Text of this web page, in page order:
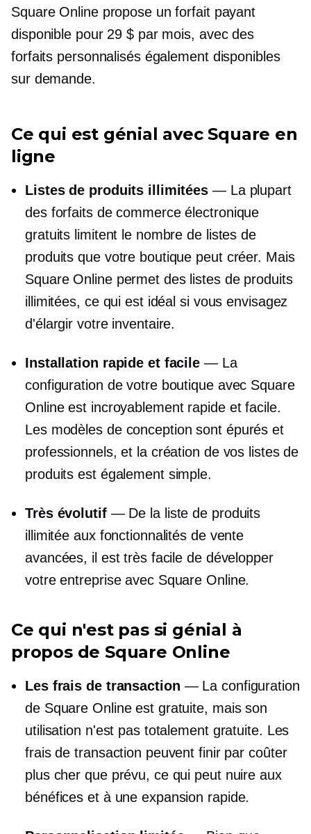
Square Online propose un forfait payant
disponible pour 29 $ par mois, avec des
forfaits personnalisés également disponibles
sur demande.
Ce qui est génial avec Square en
ligne
Listes de produits illimitées — La plupart
des forfaits de commerce électronique
gratuits limitent le nombre de listes de
produits que votre boutique peut créer. Mais
Square Online permet des listes de produits
illimitées, ce qui est idéal si vous envisagez
d'élargir votre inventaire.
Installation rapide et facile — La
configuration de votre boutique avec Square
Online est incroyablement rapide et facile.
Les modèles de conception sont épurés et
professionnels, et la création de vos listes de
produits est également simple.
Très évolutif— De la liste de produits
illimitée aux fonctionnalités de vente
avancées, il est très facile de développer
votre entreprise avec Square Online.
Ce qui n'est pas si génial à
propos de Square Online
Les frais de transaction — La configuration
de Square Online est gratuite, mais son
utilisation n'est pas totalement gratuite. Les
frais de transaction peuvent finir par coûter
plus cher que prévu, ce qui peut nuire aux
bénéfices et à une expansion rapide.